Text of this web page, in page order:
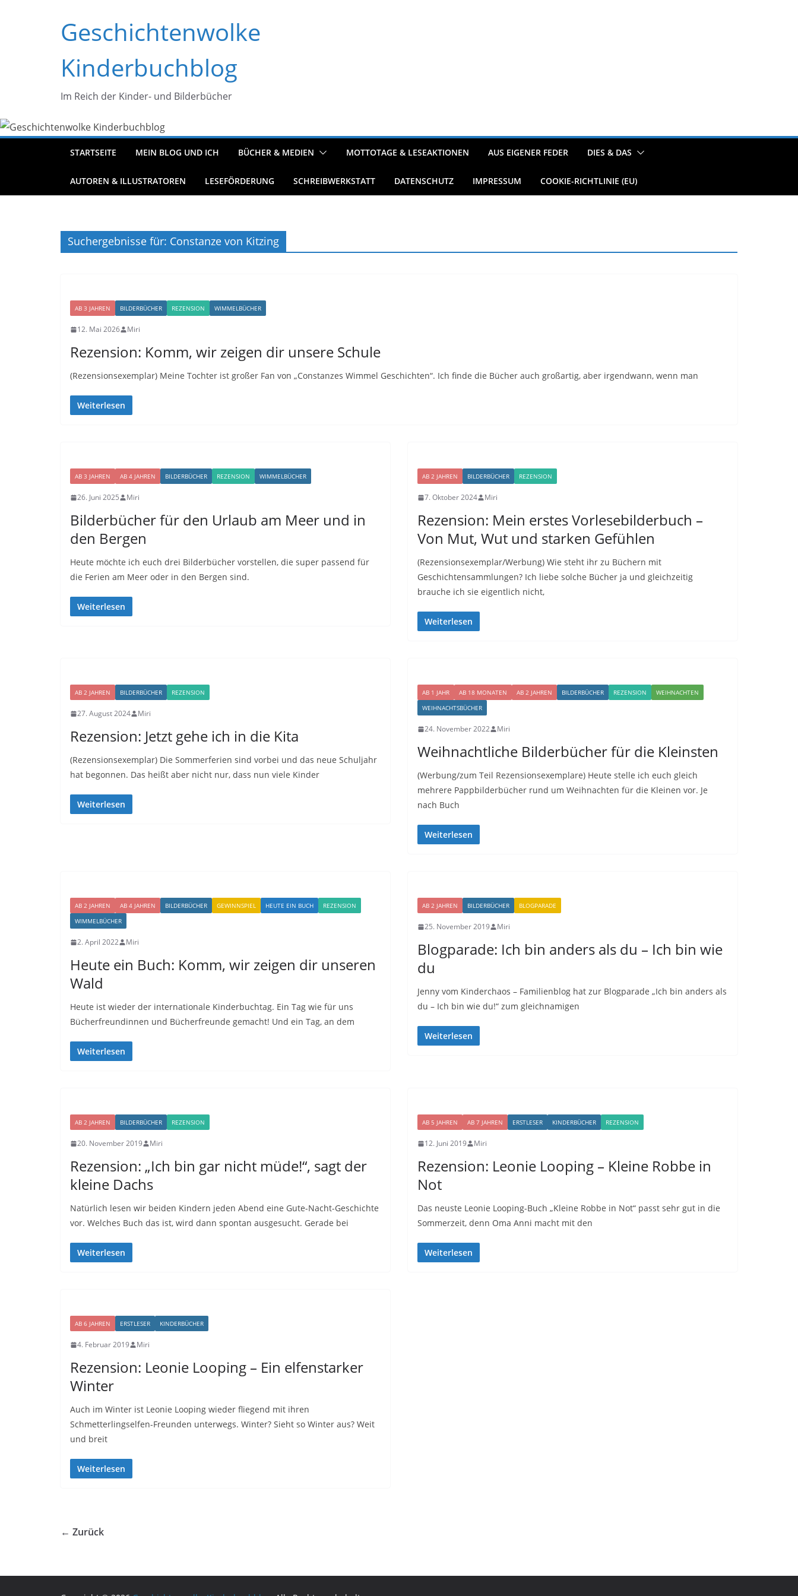
Geschichtenwolke
Kinderbuchblog
Im Reich der Kinder- und Bilderbücher
STARTSEITE MEIN BLOG UND ICH BÜCHER & MEDIEN MOTTOTAGE & LESEAKTIONEN AUS EIGENER FEDER DIES & DAS
AUTOREN & ILLUSTRATOREN LESEFÖRDERUNG SCHREIBWERKSTATT DATENSCHUTZ IMPRESSUM COOKIE-RICHTLINIE (EU)
Suchergebnisse für: Constanze von Kitzing
AB 3 JAHREN BILDERBÜCHER REZENSION WIMMELBÜCHER
12. Mai 2026 Miri
Rezension: Komm, wir zeigen dir unsere Schule
(Rezensionsexemplar) Meine Tochter ist großer Fan von „Constanzes Wimmel Geschichten“. Ich finde die Bücher auch großartig, aber irgendwann, wenn man
Weiterlesen
AB 3 JAHREN AB 4 JAHREN BILDERBÜCHER REZENSION WIMMELBÜCHER
26. Juni 2025 Miri
Bilderbücher für den Urlaub am Meer und in
den Bergen
Heute möchte ich euch drei Bilderbücher vorstellen, die super passend für
die Ferien am Meer oder in den Bergen sind.
Weiterlesen
AB 2 JAHREN BILDERBÜCHER REZENSION
7. Oktober 2024 Miri
Rezension: Mein erstes Vorlesebilderbuch –
Von Mut, Wut und starken Gefühlen
(Rezensionsexemplar/Werbung) Wie steht ihr zu Büchern mit
Geschichtensammlungen? Ich liebe solche Bücher ja und gleichzeitig
brauche ich sie eigentlich nicht,
Weiterlesen
AB 2 JAHREN BILDERBÜCHER REZENSION
27. August 2024 Miri
Rezension: Jetzt gehe ich in die Kita
(Rezensionsexemplar) Die Sommerferien sind vorbei und das neue Schuljahr
hat begonnen. Das heißt aber nicht nur, dass nun viele Kinder
Weiterlesen
AB 1 JAHR AB 18 MONATEN AB 2 JAHREN BILDERBÜCHER REZENSION
WEIHNACHTEN
WEIHNACHTSBÜCHER
24. November 2022 Miri
Weihnachtliche Bilderbücher für die Kleinsten
(Werbung/zum Teil Rezensionsexemplare) Heute stelle ich euch gleich
mehrere Pappbilderbücher rund um Weihnachten für die Kleinen vor. Je
nach Buch
Weiterlesen
AB 2 JAHREN AB 4 JAHREN BILDERBÜCHER GEWINNSPIEL HEUTE EIN BUCH
REZENSION
WIMMELBÜCHER
2. April 2022 Miri
Heute ein Buch: Komm, wir zeigen dir unseren
Wald
Heute ist wieder der internationale Kinderbuchtag. Ein Tag wie für uns
Bücherfreundinnen und Bücherfreunde gemacht! Und ein Tag, an dem
Weiterlesen
AB 2 JAHREN BILDERBÜCHER BLOGPARADE
25. November 2019 Miri
Blogparade: Ich bin anders als du – Ich bin wie
du
Jenny vom Kinderchaos – Familienblog hat zur Blogparade „Ich bin anders als
du – Ich bin wie du!“ zum gleichnamigen
Weiterlesen
AB 2 JAHREN BILDERBÜCHER REZENSION
20. November 2019 Miri
Rezension: „Ich bin gar nicht müde!“, sagt der
kleine Dachs
Natürlich lesen wir beiden Kindern jeden Abend eine Gute-Nacht-Geschichte
vor. Welches Buch das ist, wird dann spontan ausgesucht. Gerade bei
Weiterlesen
AB 5 JAHREN AB 7 JAHREN ERSTLESER KINDERBÜCHER REZENSION
12. Juni 2019 Miri
Rezension: Leonie Looping – Kleine Robbe in
Not
Das neuste Leonie Looping-Buch „Kleine Robbe in Not“ passt sehr gut in die
Sommerzeit, denn Oma Anni macht mit den
Weiterlesen
AB 6 JAHREN ERSTLESER KINDERBÜCHER
4. Februar 2019 Miri
Rezension: Leonie Looping – Ein elfenstarker
Winter
Auch im Winter ist Leonie Looping wieder fliegend mit ihren
Schmetterlingselfen-Freunden unterwegs. Winter? Sieht so Winter aus? Weit
und breit
Weiterlesen
← Zurück